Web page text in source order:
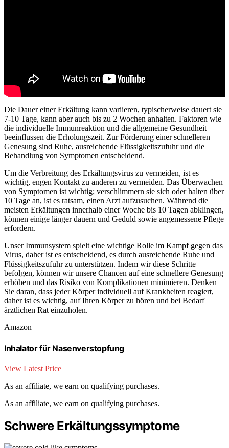
Die Dauer einer Erkältung kann variieren, typischerweise dauert sie
7-10 Tage, kann aber auch bis zu 2 Wochen anhalten. Faktoren wie
die individuelle Immunreaktion und die allgemeine Gesundheit
beeinflussen die Erholungszeit. Zur Förderung einer schnelleren
Genesung sind Ruhe, ausreichende Flüssigkeitszufuhr und die
Behandlung von Symptomen entscheidend.
Um die Verbreitung des Erkältungsvirus zu vermeiden, ist es
wichtig, engen Kontakt zu anderen zu vermeiden. Das Überwachen
von Symptomen ist wichtig; verschlimmern sie sich oder halten über
10 Tage an, ist es ratsam, einen Arzt aufzusuchen. Während die
meisten Erkältungen innerhalb einer Woche bis 10 Tagen abklingen,
können einige länger dauern und Geduld sowie angemessene Pflege
erfordern.
Unser Immunsystem spielt eine wichtige Rolle im Kampf gegen das
Virus, daher ist es entscheidend, es durch ausreichende Ruhe und
Flüssigkeitszufuhr zu unterstützen. Indem wir diese Schritte
befolgen, können wir unsere Chancen auf eine schnellere Genesung
erhöhen und das Risiko von Komplikationen minimieren. Denken
Sie daran, dass jeder Körper individuell auf Krankheiten reagiert,
daher ist es wichtig, auf Ihren Körper zu hören und bei Bedarf
ärztlichen Rat einzuholen.
Amazon
Inhalator für Nasenverstopfung
View Latest Price
As an affiliate, we earn on qualifying purchases.
As an affiliate, we earn on qualifying purchases.
Schwere Erkältungssymptome